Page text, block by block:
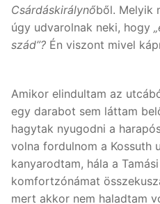
Csárdáskirálynőből. Melyik
úgy udvarolnak neki, hogy
szád”? Én viszont mivel
Amikor elindultam az
egy darabot sem láttam
hagytak nyugodni a
volna fordulnom a Kossuth
kanyarodtam, hála a
komfortzónámat
mert akkor nem haladtam